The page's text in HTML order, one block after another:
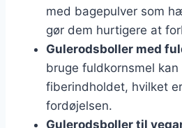
med bagepulver som
gør dem hurtigere at
Gulerodsboller med
bruge fuldkornsmel kan
fiberindholdet, hvilket
fordøjelsen.
Gulerodsboller til